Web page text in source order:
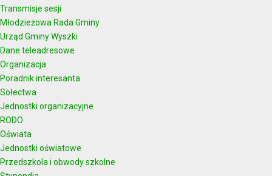
Transmisje sesji
Młodzieżowa Rada Gminy
Urząd Gminy Wyszki
Dane teleadresowe
Organizacja
Poradnik interesanta
Sołectwa
Jednostki organizacyjne
RODO
Oświata
Jednostki oświatowe
Przedszkola i obwody szkolne